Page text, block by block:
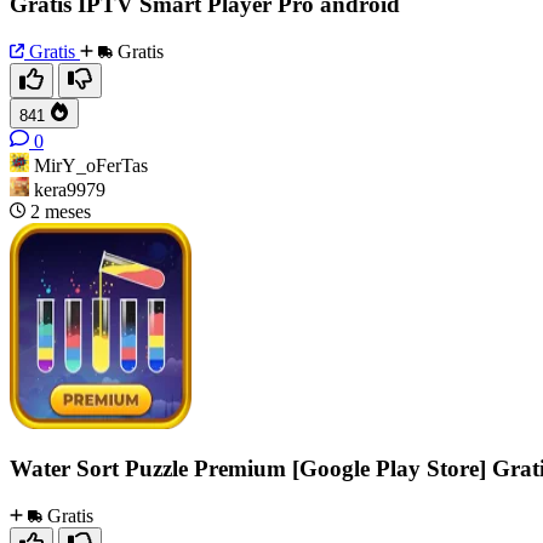
Gratis Gratis
841
0
MirY_oFerTas
kera9979
2 meses
Water Sort Puzzle Premium [Google Play Store]
Gratis